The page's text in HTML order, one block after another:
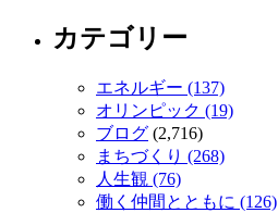
カテゴリー
エネルギー (137)
オリンピック (19)
ブログ (2,716)
まちづくり (268)
人生観 (76)
働く仲間とともに (126)